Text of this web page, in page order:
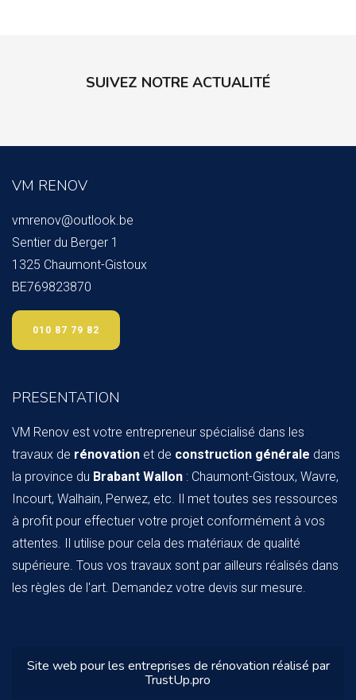
SUIVEZ NOTRE ACTUALITÉ
VM RENOV
vmrenov@outlook.be
Sentier du Berger 1
1325 Chaumont-Gistoux
BE769823870
010 87 79 82
PRESENTATION
VM Renov est votre entrepreneur spécialisé dans les
travaux de rénovation et de construction générale dans
la province du Brabant Wallon : Chaumont-Gistoux, Wavre,
Incourt, Walhain, Perwez, etc. Il met toutes ses ressources
à profit pour effectuer votre projet conformément à vos
attentes. Il utilise pour cela des matériaux de qualité
supérieure. Tous vos travaux sont par ailleurs réalisés dans
les règles de l'art. Demandez votre devis sur mesure.
Site web pourles entreprises de rénovation réalisé par
TrustUp.pro